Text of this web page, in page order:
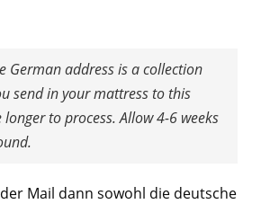
German address is a collection
send in your mattress to this
to process. Allow 4-6 weeks
Mail dann sowohl die deutsche